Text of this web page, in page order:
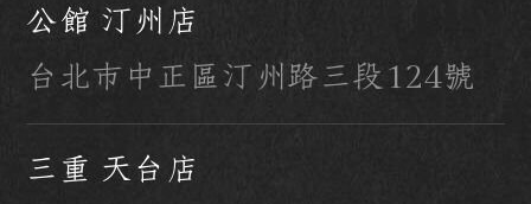
公館 汀州店
台北市中正區汀州路三段124號
三重 天台店